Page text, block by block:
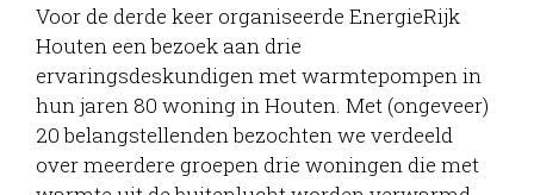
Voor de derde keer organiseerde EnergieRijk
Houten een bezoek aan drie
ervaringsdeskundigen met warmtepompen in
hun jaren 80 woning in Houten. Met (ongeveer)
20 belangstellenden bezochten we verdeeld
over meerdere groepen drie woningen die met